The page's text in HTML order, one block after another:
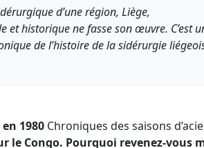
d’une région, Liège,
et historique ne fasse son œuvre. C’est
de l’histoire de la sidérurgie
1980 Chroniques des saisons
le Congo. Pourquoi revenez-